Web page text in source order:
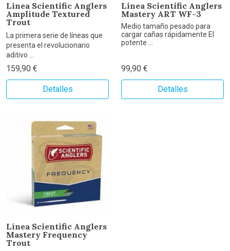
Línea Scientific Anglers
Amplitude Textured
Trout
La primera serie de líneas que
presenta el revolucionario
aditivo ...
159,90 €
Detalles
Línea Scientific Anglers
Mastery ART WF-3
Medio tamaño pesado para
cargar cañas rápidamente El
potente ...
99,90 €
Detalles
Línea Scientific Anglers
Mastery Frequency
Trout